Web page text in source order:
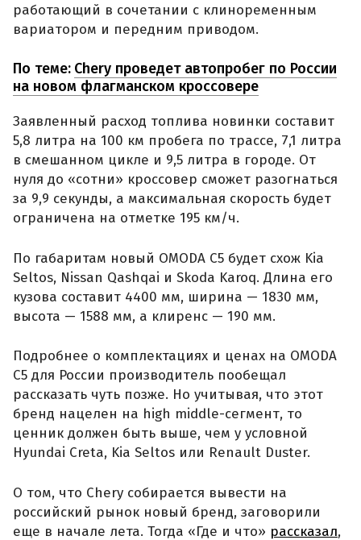
работающий в сочетании с клиноременным
вариатором и передним приводом.
По теме: Chery проведет автопробег по России
на новом флагманском кроссовере
Заявленный расход топлива новинки составит
5,8 литра на 100 км пробега по трассе, 7,1 литра
в смешанном цикле и 9,5 литра в городе. От
нуля до «сотни» кроссовер сможет разогнаться
за 9,9 секунды, а максимальная скорость будет
ограничена на отметке 195 км/ч.
По габаритам новый OMODA C5 будет схож Kia
Seltos, Nissan Qashqai и Skoda Karoq. Длина его
кузова составит 4400 мм, ширина — 1830 мм,
высота — 1588 мм, а клиренс — 190 мм.
Подробнее о комплектациях и ценах на OMODA
C5 для России производитель пообещал
рассказать чуть позже. Но учитывая, что этот
бренд нацелен на high middle-сегмент, то
ценник должен быть выше, чем у условной
Hyundai Creta, Kia Seltos или Renault Duster.
О том, что Chery собирается вывести на
российский рынок новый бренд, заговорили
еще в начале лета. Тогда «Где и что» рассказал,